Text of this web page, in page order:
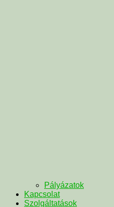
Pályázatok
Kapcsolat
Szolgáltatások